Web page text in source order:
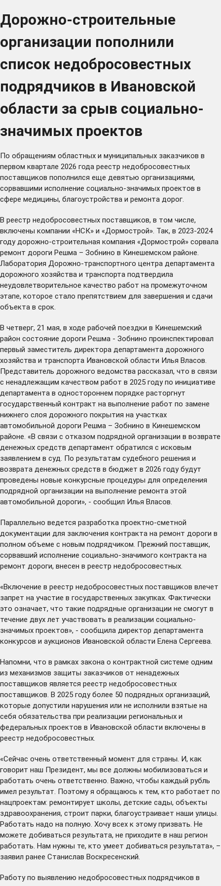
Дорожно-строительные
организации пополнили
список недобросовестных
подрядчиков в Ивановской
области за срыв социально-
значимых проектов
По обращениям областных и муниципальных заказчиков в
первом квартале 2026 года реестр недобросовестных
поставщиков пополнился еще девятью организациями,
сорвавшими исполнение социально-значимых проектов в
сфере медицины, благоустройства и ремонта дорог.
В реестр недобросовестных поставщиков, в том числе,
включены компании «НСК» и «Дормострой». Так, в 2023-2024
году дорожно-строительная компания «Дормострой» сорвала
ремонт дороги Решма – Зобнино в Кинешемском районе.
Лаборатория Дорожно-транспортного центра департамента
дорожного хозяйства и транспорта подтвердила
неудовлетворительное качество работ на промежуточном
этапе, которое стало препятствием для завершения и сдачи
объекта в срок.
В четверг, 21 мая, в ходе рабочей поездки в Кинешемский
район состояние дороги Решма - Зобнино проинспектировал
первый заместитель директора департамента дорожного
хозяйства и транспорта Ивановской области Илья Власов.
Представитель дорожного ведомства рассказал, что в связи
с ненадлежащим качеством работ в 2025 году по инициативе
департамента в одностороннем порядке расторгнут
государственный контракт на выполнение работ по замене
нижнего слоя дорожного покрытия на участках
автомобильной дороги Решма – Зобнино в Кинешемском
районе. «В связи с отказом подрядной организации в возврате
денежных средств департамент обратился с исковым
заявлением в суд. По результатам судебного решения и
возврата денежных средств в бюджет в 2026 году будут
проведены новые конкурсные процедуры для определения
подрядной организации на выполнение ремонта этой
автомобильной дороги», - сообщил Илья Власов.
Параллельно ведется разработка проектно-сметной
документации для заключения контракта на ремонт дороги в
полном объеме с новым подрядчиком. Прежний поставщик,
сорвавший исполнение социально-значимого контракта на
ремонт дороги, внесен в реестр недобросовестных.
«Включение в реестр недобросовестных поставщиков влечет
запрет на участие в государственных закупках. Фактически
это означает, что такие подрядные организации не смогут в
течение двух лет участвовать в реализации социально-
значимых проектов», - сообщила директор департамента
конкурсов и аукционов Ивановской области Елена Сергеева.
Напомни, что в рамках закона о контрактной системе одним
из механизмов защиты заказчиков от ненадежных
поставщиков является реестр недобросовестных
поставщиков. В 2025 году более 50 подрядных организаций,
которые допустили нарушения или не исполнили взятые на
себя обязательства при реализации региональных и
федеральных проектов в Ивановской области включены в
реестр недобросовестных.
«Сейчас очень ответственный момент для страны. И, как
говорит наш Президент, мы все должны мобилизоваться и
работать очень ответственно. Важно, чтобы каждый рубль
имел результат. Поэтому я обращаюсь к тем, кто работает по
нацпроектам: ремонтирует школы, детские сады, объекты
здравоохранения, строит парки, благоустраивает наши улицы.
Работать надо на полную. Хочу всех к этому призвать. Не
можете добиваться результата, не приходите в наш регион
работать. Нам нужны те, кто умеет добиваться результата», –
заявил ранее Станислав Воскресенский.
Работу по выявлению недобросовестных подрядчиков в